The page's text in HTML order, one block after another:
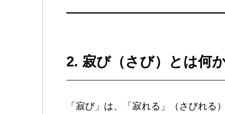
2. 寂び（さび）とは何
「寂び」は、「寂れる」（さびれる